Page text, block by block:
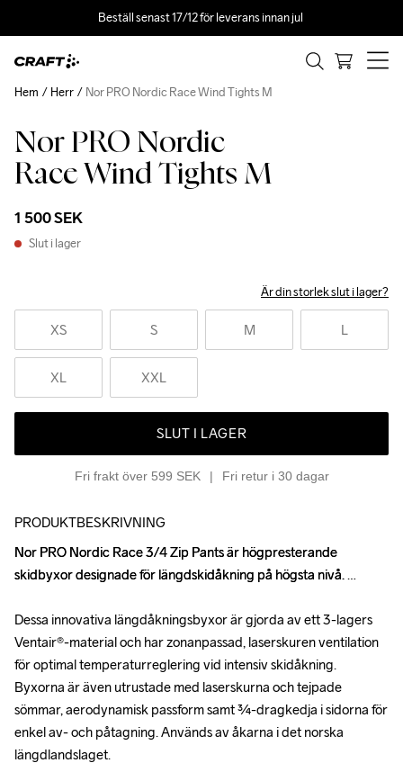
Beställ senast 17/12 för leverans innan jul
Nor PRO Nordic
Race Wind Tights M
1 500 SEK
Slut i lager
Är din storlek slut i lager?
XS S M L
XL XXL
SLUT I LAGER
Fri frakt över 599 SEK Fri retur i 30 dagar
Hem Herr Nor PRO Nordic Race Wind Tights M
Recycled
PRODUKTBESKRIVNING
Nor PRO Nordic Race 3/4 Zip Pants är högpresterande
skidbyxor designade för längdskidåkning på högsta nivå.
Dessa innovativa längdåkningsbyxor är gjorda av ett 3-lagers
Ventair®-material och har zonanpassad, laserskuren ventilation
för optimal temperaturreglering vid intensiv skidåkning.
Byxorna är även utrustade med laserskurna och tejpade
sömmar, aerodynamisk passform samt ¾-dragkedja i sidorna för
enkel av- och påtagning. Används av åkarna i det norska
längdlandslaget.
Nor PRO Nordic Race 3/4 Zip Pants är högpresterande
skidbyxor designade för längdskidåkning på högsta nivå.
Dessa innovativa längdåkningsbyxor är gjorda av ett 3-lagers
Ventair®-material och har zonanpassad, laserskuren ventilation
för optimal temperaturreglering vid intensiv skidåkning.
Byxorna är även utrustade med laserskurna och tejpade
sömmar, aerodynamisk passform samt ¾-dragkedja i sidorna för
enkel av- och påtagning. Används av åkarna i det norska
längdlandslaget.